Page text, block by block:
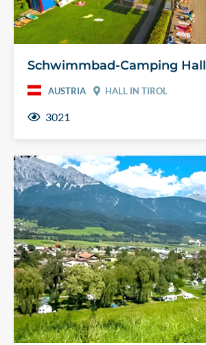
Schwimmbad-Camping Hall
AUSTRIA HALL IN TIROL
3021